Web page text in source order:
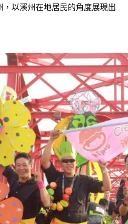
以溪州在地居民的角度展現出